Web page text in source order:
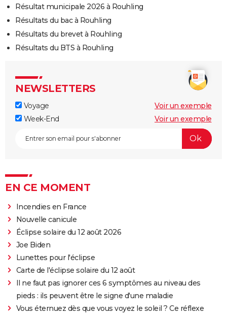
Résultat municipale 2026 à Rouhling
Résultats du bac à Rouhling
Résultats du brevet à Rouhling
Résultats du BTS à Rouhling
NEWSLETTERS
Voyage
Voir un exemple
Week-End
Voir un exemple
EN CE MOMENT
Incendies en France
Nouvelle canicule
Éclipse solaire du 12 août 2026
Joe Biden
Lunettes pour l'éclipse
Carte de l'éclipse solaire du 12 août
Il ne faut pas ignorer ces 6 symptômes au niveau des
pieds : ils peuvent être le signe d'une maladie
Vous éternuez dès que vous voyez le soleil ? Ce réflexe